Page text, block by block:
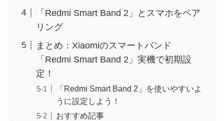
「Redmi Smart Band 2」とスマホをペア
リング
まとめ：Xiaomiのスマートバンド
「Redmi Smart Band 2」実機で初期設
定！
「Redmi Smart Band 2」を使いやすいよ
うに設定しよう！
おすすめ記事